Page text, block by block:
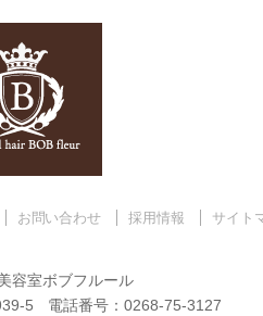
お問い合わせ 採用情報 サイト
容室ボブフルール
5 電話番号：0268-75-3127